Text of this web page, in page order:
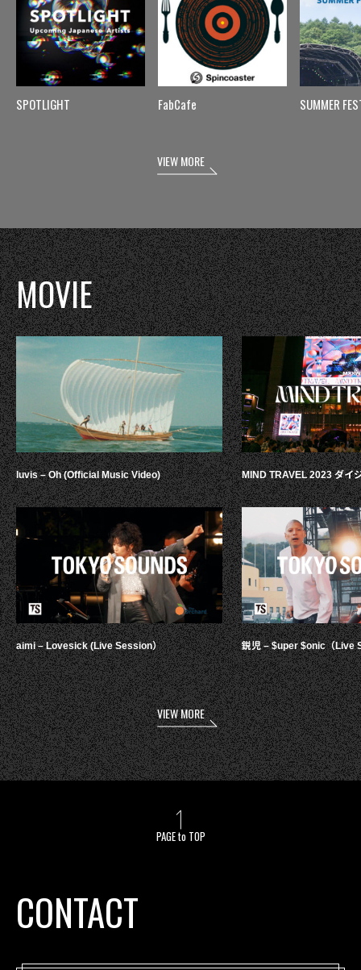
SPOTLIGHT FabCafe SUMMER
VIEW MORE
MOVIE
luvis – Oh (Official Music Video)
aimi – Lovesick (Live Session）
MIND TRAVEL 2023 ダイ
鋭児 – $uper $onic（Live
VIEW MORE
PAGE to TOP
CONTACT